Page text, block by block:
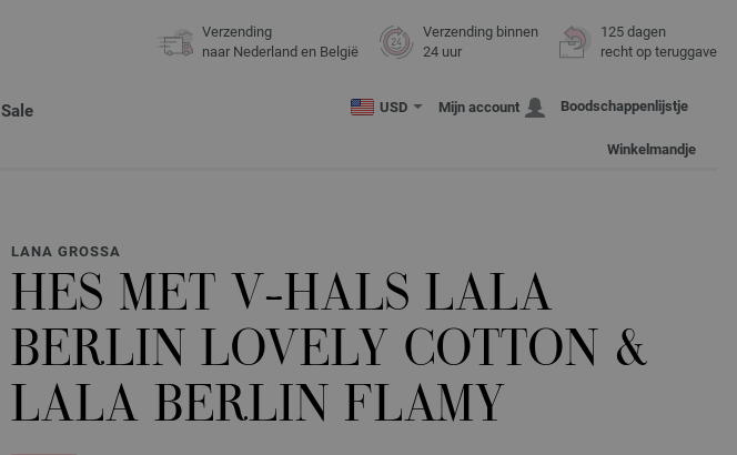
Verzending
naar Nederland en België
Verzending binnen
24 uur
125 dagen
recht op teruggave
Sale USD Mijn account Boodschappenlijstje
Winkelmandje
LANA GROSSA
HES MET V-HALS LALA
BERLIN LOVELY COTTON &
LALA BERLIN FLAMY